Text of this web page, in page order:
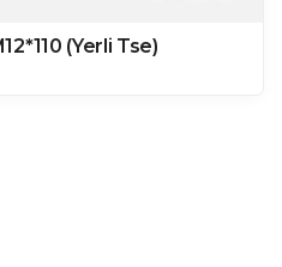
(Yerli Tse)